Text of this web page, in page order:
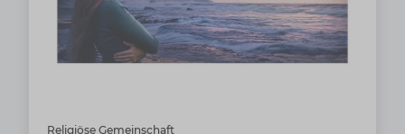
Religiöse Gemeinschaft